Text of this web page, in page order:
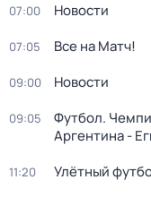
07:00 Новости
07:05 Все на Матч!
09:00 Новости
09:05
Футбол.
Аргентина -
11:20 Улётный